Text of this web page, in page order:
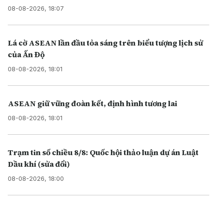
08-08-2026, 18:07
Lá cờ ASEAN lần đầu tỏa sáng trên biểu tượng lịch sử
của Ấn Độ
08-08-2026, 18:01
ASEAN giữ vững đoàn kết, định hình tương lai
08-08-2026, 18:01
Trạm tin số chiều 8/8: Quốc hội thảo luận dự án Luật
Dầu khí (sửa đổi)
08-08-2026, 18:00